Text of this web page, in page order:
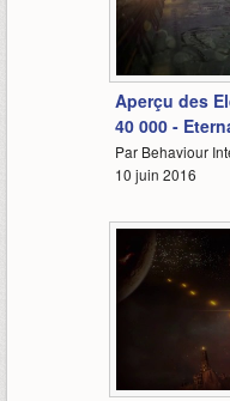
Aperçu des
40 000 -
Par Behaviour
10 juin 2016